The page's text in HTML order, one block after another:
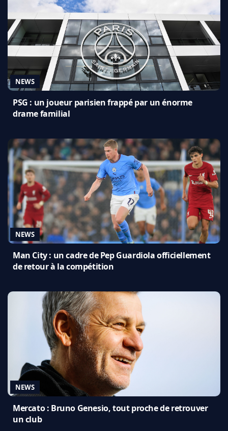
NEWS
PSG : un joueur parisien frappé par un énorme
drame familial
NEWS
Man City : un cadre de Pep Guardiola officiellement
de retour à la compétition
NEWS
Mercato : Bruno Genesio, tout proche de retrouver
un club